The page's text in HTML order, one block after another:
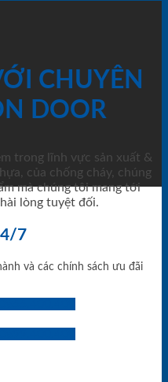
CHUYÊN
DOOR
trong lĩnh vực sản xuất &
của chống cháy, chúng
mà chúng tôi mang tới
lòng tuyệt đối.
7
và các chính sách ưu đãi